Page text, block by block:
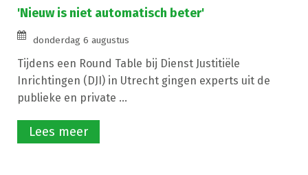
'Nieuw is niet automatisch beter'
donderdag 6 augustus
Tijdens een Round Table bij Dienst Justitiële
Inrichtingen (DJI) in Utrecht gingen experts uit de
publieke en private ...
Lees meer